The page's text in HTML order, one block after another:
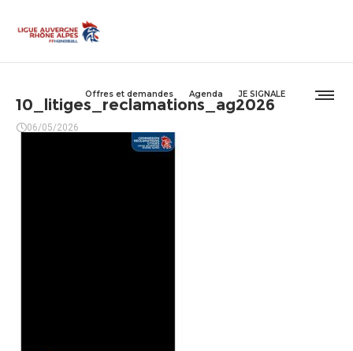
Offres et demandes Agenda JE SIGNALE
10_litiges_reclamations_ag2026
06/05/2026